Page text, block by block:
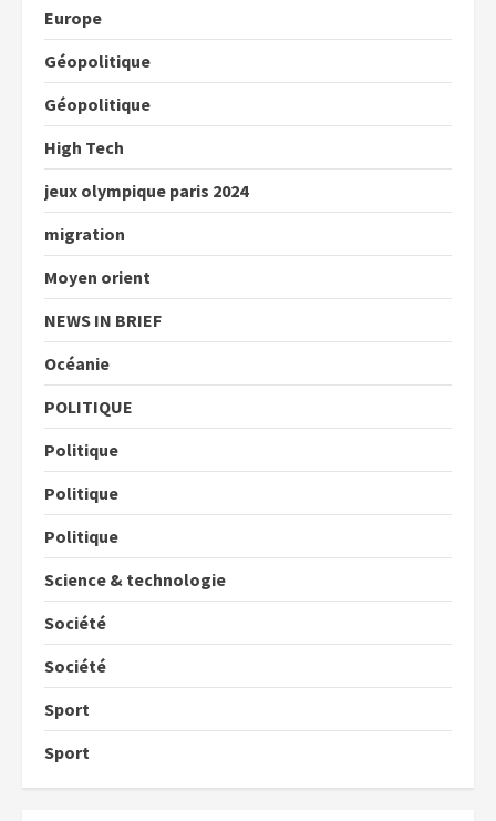
Europe
Géopolitique
Géopolitique
High Tech
jeux olympique paris 2024
migration
Moyen orient
NEWS IN BRIEF
Océanie
POLITIQUE
Politique
Politique
Politique
Science & technologie
Société
Société
Sport
Sport